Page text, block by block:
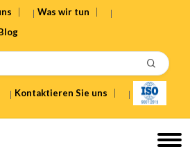
Was wir tun
Kontaktieren Sie uns